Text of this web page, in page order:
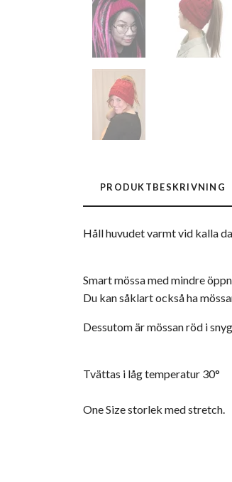
PRODUKTBESKRIVNING
Håll huvudet varmt vid kalla
Smart mössa med mindre
Du kan såklart också ha
Dessutom är mössan röd i
Tvättas i låg temperatur 30°
One Size storlek med stretch.